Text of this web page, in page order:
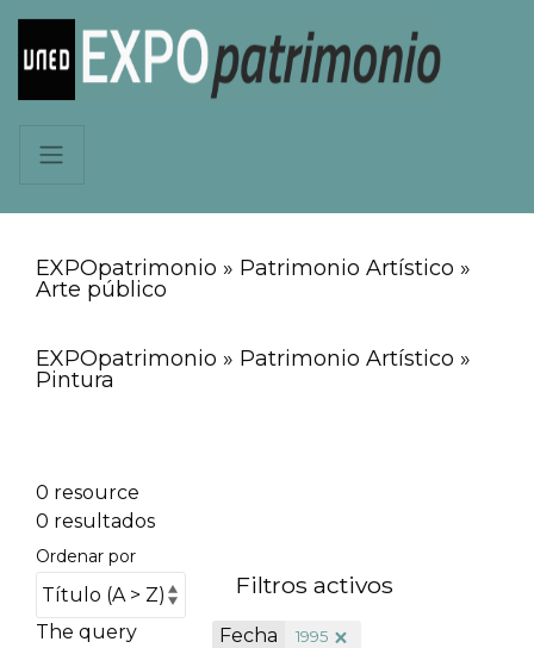
EXPOpatrimonio » Patrimonio Artístico »
Arte público
EXPOpatrimonio » Patrimonio Artístico »
Pintura
0 resource
0 resultados
Ordenar por
The query
Filtros activos
Fecha 1995